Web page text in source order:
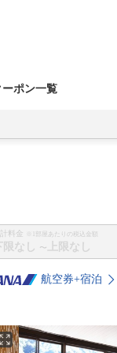
ーポン一覧
料金 ※1部屋あたりの税込金額
〜
航空券+宿泊